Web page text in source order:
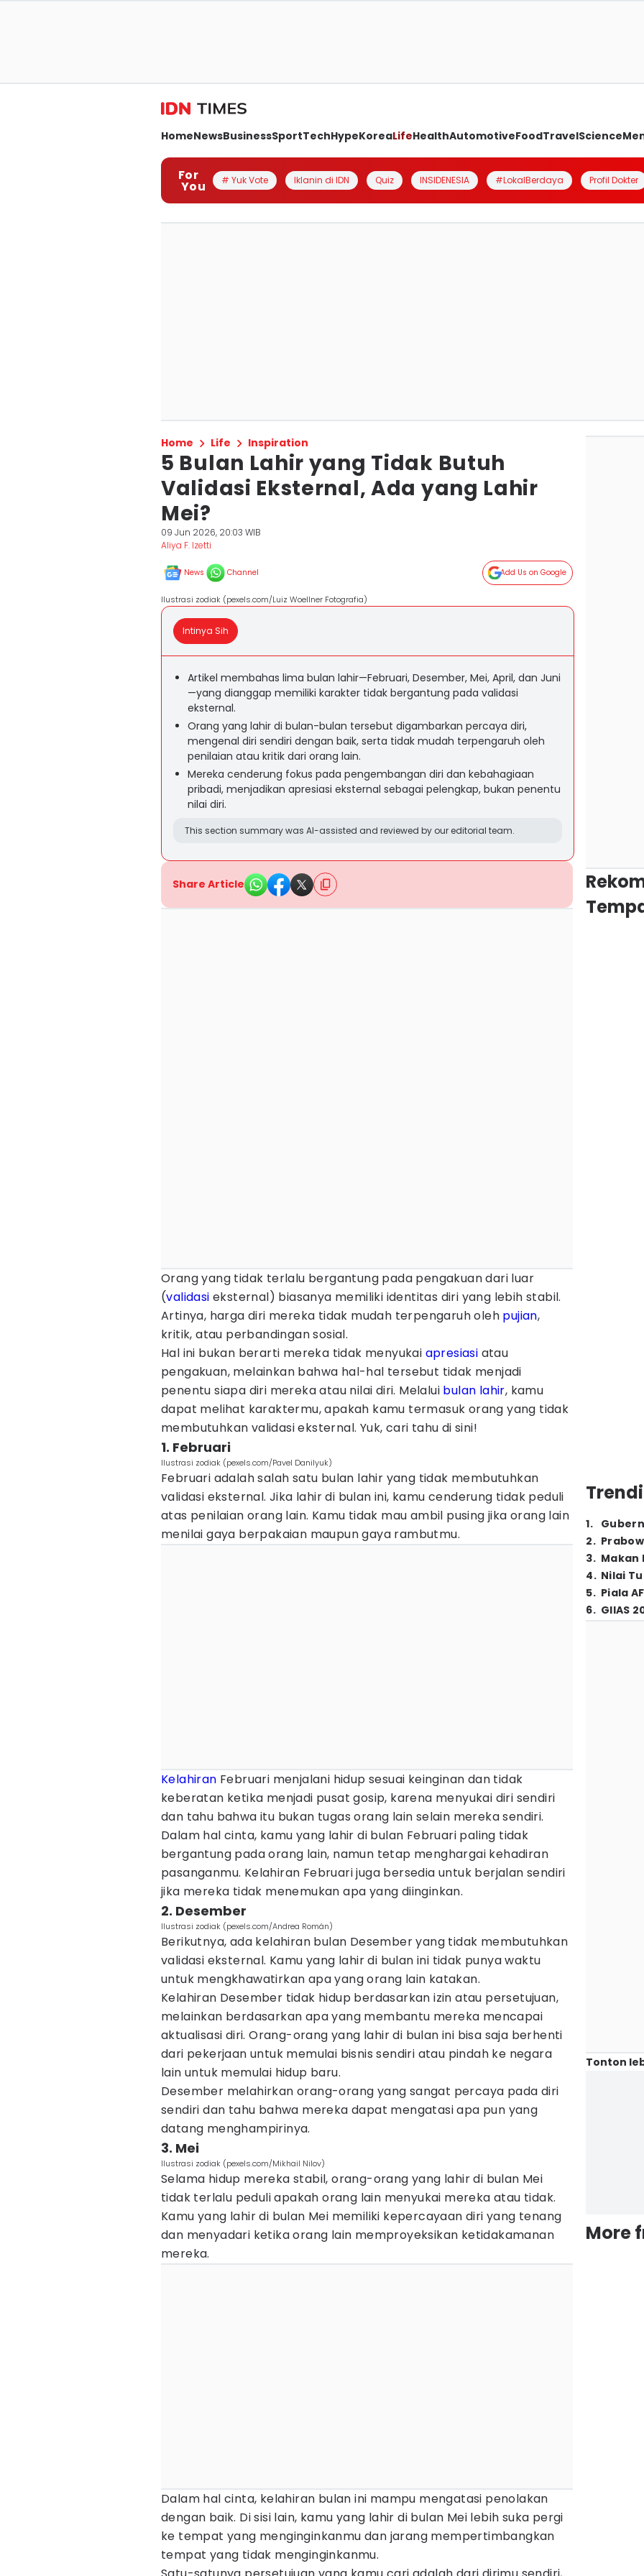
HomeNewsBusinessSportTechHypeKoreaLifeHealthAutomotiveFoodTravelScience
For
You # Yuk Vote Iklanin di IDN Quiz INSIDENESIA #LokalBerdaya Profil Dokter
Home Life Inspiration
5 Bulan Lahir yang Tidak Butuh
Validasi Eksternal, Ada yang Lahir
Mei?
09 Jun 2026, 20:03 WIB
Aliya F. Izetti
News Channel Add Us on Google
Ilustrasi zodiak (pexels.com/Luiz Woellner Fotografia)
Intinya Sih
Artikel membahas lima bulan lahir—Februari, Desember, Mei, April, dan Juni
—yang dianggap memiliki karakter tidak bergantung pada validasi
eksternal.
Orang yang lahir di bulan-bulan tersebut digambarkan percaya diri,
mengenal diri sendiri dengan baik, serta tidak mudah terpengaruh oleh
penilaian atau kritik dari orang lain.
Mereka cenderung fokus pada pengembangan diri dan kebahagiaan
pribadi, menjadikan apresiasi eksternal sebagai pelengkap, bukan penentu
nilai diri.
This section summary was AI-assisted and reviewed by our editorial team.
Share Article
Orang yang tidak terlalu bergantung pada pengakuan dari luar
(validasi eksternal) biasanya memiliki identitas diri yang lebih stabil.
Artinya, harga diri mereka tidak mudah terpengaruh oleh pujian,
kritik, atau perbandingan sosial.
Hal ini bukan berarti mereka tidak menyukai apresiasi atau
pengakuan, melainkan bahwa hal-hal tersebut tidak menjadi
penentu siapa diri mereka atau nilai diri. Melalui bulan lahir, kamu
dapat melihat karaktermu, apakah kamu termasuk orang yang tidak
membutuhkan validasi eksternal. Yuk, cari tahu di sini!
1. Februari
Ilustrasi zodiak (pexels.com/Pavel Danilyuk)
Februari adalah salah satu bulan lahir yang tidak membutuhkan
validasi eksternal. Jika lahir di bulan ini, kamu cenderung tidak peduli
atas penilaian orang lain. Kamu tidak mau ambil pusing jika orang lain
menilai gaya berpakaian maupun gaya rambutmu.
Kelahiran Februari menjalani hidup sesuai keinginan dan tidak
keberatan ketika menjadi pusat gosip, karena menyukai diri sendiri
dan tahu bahwa itu bukan tugas orang lain selain mereka sendiri.
Dalam hal cinta, kamu yang lahir di bulan Februari paling tidak
bergantung pada orang lain, namun tetap menghargai kehadiran
pasanganmu. Kelahiran Februari juga bersedia untuk berjalan sendiri
jika mereka tidak menemukan apa yang diinginkan.
2. Desember
Ilustrasi zodiak (pexels.com/Andrea Román)
Berikutnya, ada kelahiran bulan Desember yang tidak membutuhkan
validasi eksternal. Kamu yang lahir di bulan ini tidak punya waktu
untuk mengkhawatirkan apa yang orang lain katakan.
Kelahiran Desember tidak hidup berdasarkan izin atau persetujuan,
melainkan berdasarkan apa yang membantu mereka mencapai
aktualisasi diri. Orang-orang yang lahir di bulan ini bisa saja berhenti
dari pekerjaan untuk memulai bisnis sendiri atau pindah ke negara
lain untuk memulai hidup baru.
Desember melahirkan orang-orang yang sangat percaya pada diri
sendiri dan tahu bahwa mereka dapat mengatasi apa pun yang
datang menghampirinya.
3. Mei
Ilustrasi zodiak (pexels.com/Mikhail Nilov)
Selama hidup mereka stabil, orang-orang yang lahir di bulan Mei
tidak terlalu peduli apakah orang lain menyukai mereka atau tidak.
Kamu yang lahir di bulan Mei memiliki kepercayaan diri yang tenang
dan menyadari ketika orang lain memproyeksikan ketidakamanan
mereka.
Dalam hal cinta, kelahiran bulan ini mampu mengatasi penolakan
dengan baik. Di sisi lain, kamu yang lahir di bulan Mei lebih suka pergi
ke tempat yang menginginkanmu dan jarang mempertimbangkan
tempat yang tidak menginginkanmu.
1.
2.
3. Makan
4. Nilai
5. Piala
6. GIIAS
Tonton
More